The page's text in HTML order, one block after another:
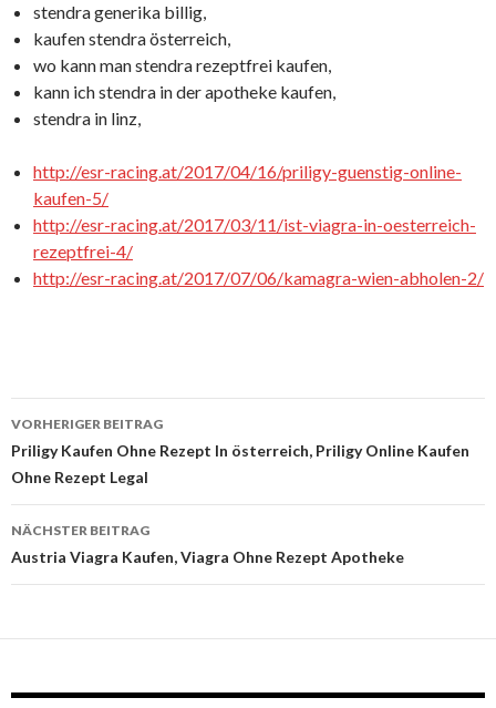
stendra generika billig,
kaufen stendra österreich,
wo kann man stendra rezeptfrei kaufen,
kann ich stendra in der apotheke kaufen,
stendra in linz,
http://esr-racing.at/2017/04/16/priligy-guenstig-online-
kaufen-5/
http://esr-racing.at/2017/03/11/ist-viagra-in-oesterreich-
rezeptfrei-4/
http://esr-racing.at/2017/07/06/kamagra-wien-abholen-2/
Beitrags-
Navigation
VORHERIGER BEITRAG
Priligy Kaufen Ohne Rezept In österreich, Priligy Online Kaufen
Ohne Rezept Legal
NÄCHSTER BEITRAG
Austria Viagra Kaufen, Viagra Ohne Rezept Apotheke